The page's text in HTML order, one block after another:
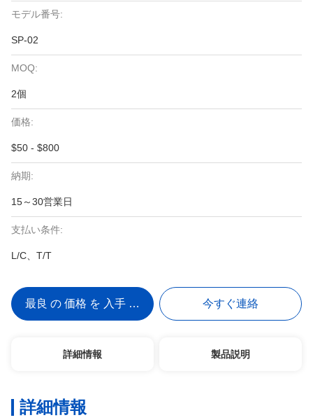
モデル番号:
SP-02
MOQ:
2個
価格:
$50 - $800
納期:
15～30営業日
支払い条件:
L/C、T/T
最良 の 価格 を 入手 する 今すぐ連絡
詳細情報 製品説明
詳細情報